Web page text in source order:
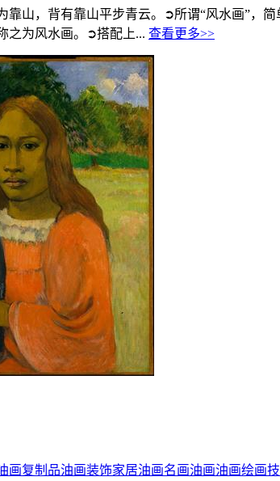
山，背有靠山平步青云。➲所谓“风水画”，
之为风水画。➲搭配上... 查看更多>>
画复制品油画装饰家居油画名画油画油画绘画